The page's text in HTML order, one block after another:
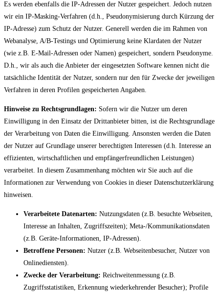
Es werden ebenfalls die IP-Adressen der Nutzer gespeichert. Jedoch nutzen
wir ein IP-Masking-Verfahren (d.h., Pseudonymisierung durch Kürzung der
IP-Adresse) zum Schutz der Nutzer. Generell werden die im Rahmen von
Webanalyse, A/B-Testings und Optimierung keine Klardaten der Nutzer
(wie z.B. E-Mail-Adressen oder Namen) gespeichert, sondern Pseudonyme.
D.h., wir als auch die Anbieter der eingesetzten Software kennen nicht die
tatsächliche Identität der Nutzer, sondern nur den für Zwecke der jeweiligen
Verfahren in deren Profilen gespeicherten Angaben.
Hinweise zu Rechtsgrundlagen: Sofern wir die Nutzer um deren
Einwilligung in den Einsatz der Drittanbieter bitten, ist die Rechtsgrundlage
der Verarbeitung von Daten die Einwilligung. Ansonsten werden die Daten
der Nutzer auf Grundlage unserer berechtigten Interessen (d.h. Interesse an
effizienten, wirtschaftlichen und empfängerfreundlichen Leistungen)
verarbeitet. In diesem Zusammenhang möchten wir Sie auch auf die
Informationen zur Verwendung von Cookies in dieser Datenschutzerklärung
hinweisen.
Verarbeitete Datenarten: Nutzungsdaten (z.B. besuchte Webseiten,
Interesse an Inhalten, Zugriffszeiten); Meta-/Kommunikationsdaten
(z.B. Geräte-Informationen, IP-Adressen).
Betroffene Personen: Nutzer (z.B. Webseitenbesucher, Nutzer von
Onlinediensten).
Zwecke der Verarbeitung: Reichweitenmessung (z.B.
Zugriffsstatistiken, Erkennung wiederkehrender Besucher); Profile